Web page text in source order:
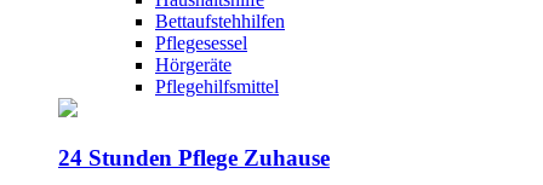
Bettaufstehhilfen
Pflegesessel
Hörgeräte
Pflegehilfsmittel
24 Stunden Pflege Zuhause